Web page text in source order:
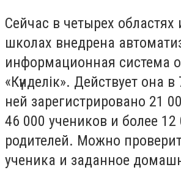
Сейчас в четырех
школах внедрена
информационная система
«Күнделік». Действует она
ней зарегистрировано 21
46 000 учеников и более 12
родителей. Можно
ученика и заданное